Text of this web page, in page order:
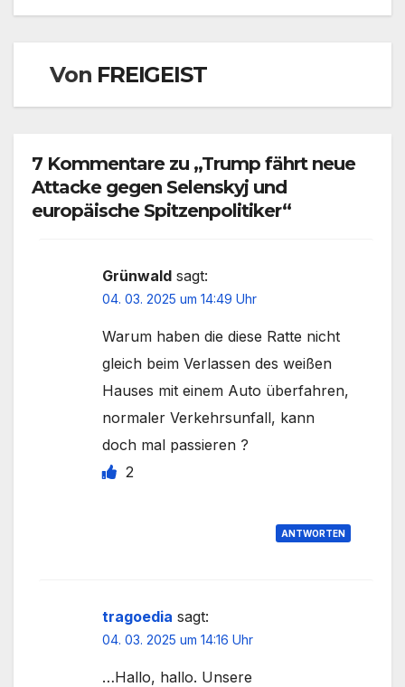
Von FREIGEIST
7 Kommentare zu „Trump fährt neue
Attacke gegen Selenskyj und
europäische Spitzenpolitiker“
Grünwald sagt:
04. 03. 2025 um 14:49 Uhr
Warum haben die diese Ratte nicht
gleich beim Verlassen des weißen
Hauses mit einem Auto überfahren,
normaler Verkehrsunfall, kann
doch mal passieren ?
2
ANTWORTEN
tragoedia sagt:
04. 03. 2025 um 14:16 Uhr
…Hallo, hallo. Unsere